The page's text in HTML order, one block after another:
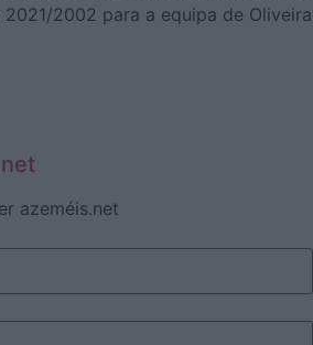
2002 para a equipa de Oliveira
azeméis.net